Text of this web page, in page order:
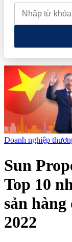
muốn mở rộng
thái tài chính đến
"đòn bẩy vốn" như
Doanh nghiệp
Sun
Top 10
sản
2022